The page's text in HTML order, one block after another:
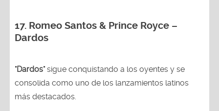
17. Romeo Santos & Prince Royce –
Dardos
"Dardos"sigue conquistando a los oyentes y se
consolida como uno de los lanzamientos latinos
más destacados.